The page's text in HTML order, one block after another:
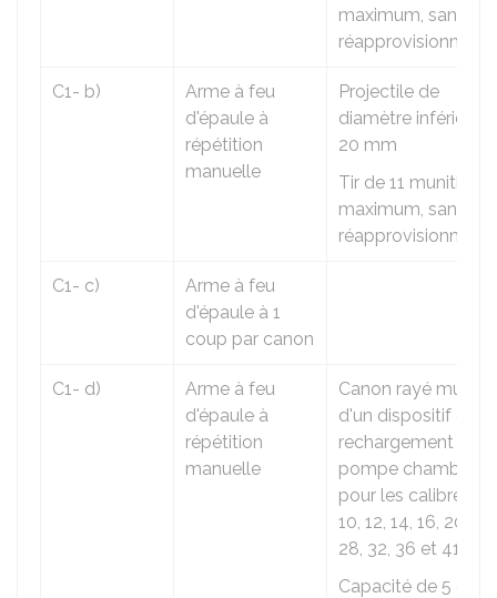
maximum, sans
C1- b)
Arme à feu
d'épaule à
répétition
manuelle
Projectile de
diamètre inférieur à
20 mm
Tir de 11 munitions
maximum, sans
C1- c)
Arme à feu
d'épaule à 1
coup par canon
C1- d)
Arme à feu
d'épaule à
répétition
manuelle
Canon rayé munies
d'un dispositif de
rechargement à
pompe chambré
pour les calibres 8,
10, 12, 14, 16, 20, 24,
28, 32, 36 et 410
Capacité de 5